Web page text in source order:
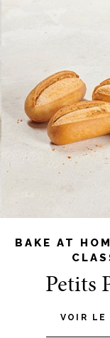
BAKE AT
Petits
VOIR LE